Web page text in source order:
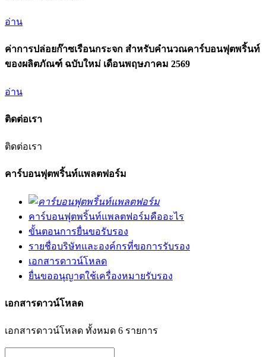
อ่าน
ค่าการปล่อยก๊าซเรือนกระจก สำหรับคำนวณคาร์บอนฟุตพริ้นท์
ของผลิตภัณฑ์ ฉบับใหม่ เดือนพฤษภาคม 2569
อ่าน
ติดต่อเรา
ติดต่อเรา
คาร์บอนฟุตพริ้นท์แพลตฟอร์ม
คาร์บอนฟุตพริ้นท์แพลตฟอร์มคืออะไร
ขั้นตอนการยื่นขอรับรอง
รายชื่อบริษัทและองค์กรที่ขอการรับรอง
เอกสารดาวน์โหลด
ยื่นขออนุญาตใช้เครื่องหมายรับรอง
เอกสารดาวน์โหลด
เอกสารดาวน์โหลด ทั้งหมด 6 รายการ